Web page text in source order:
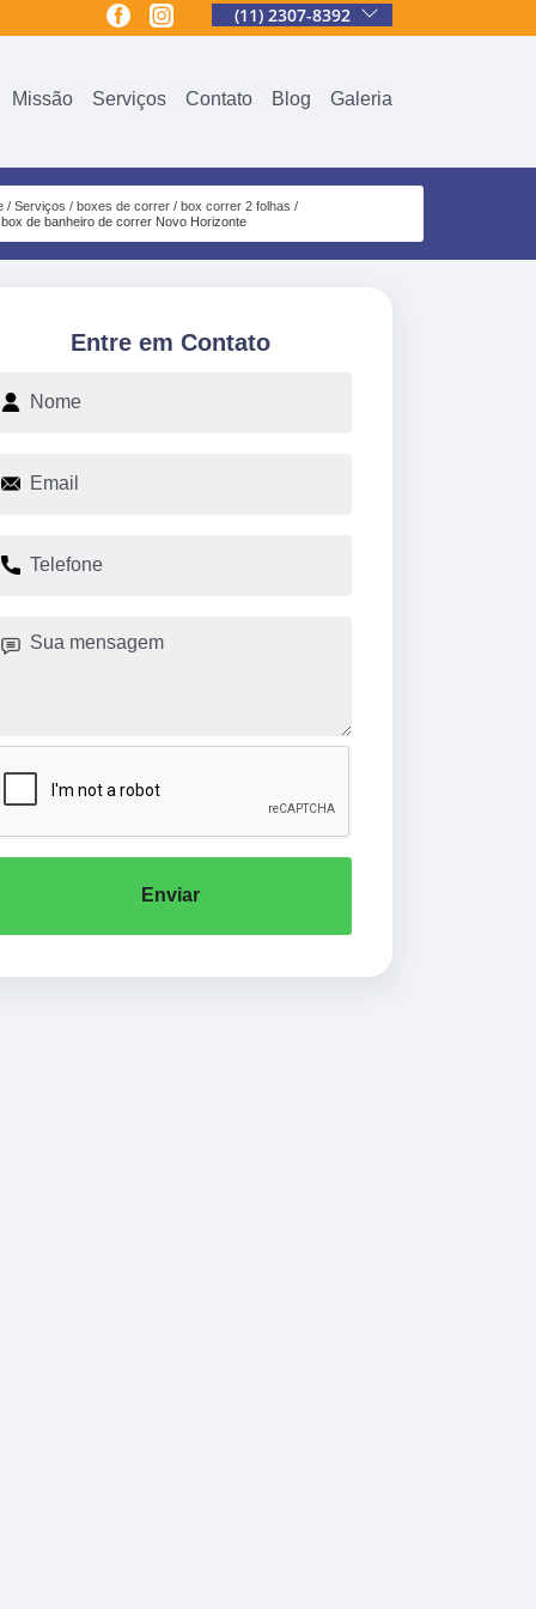
(11) 2307-8392
Missão Serviços Contato Blog Galeria
Serviços boxes de correr
box correr 2 folhas
box de banheiro de correr Novo Horizonte
Entre em Contato
Enviar